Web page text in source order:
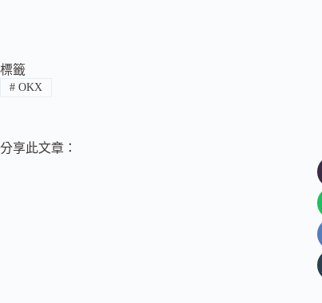
標籤
#OKX
分享此文章：